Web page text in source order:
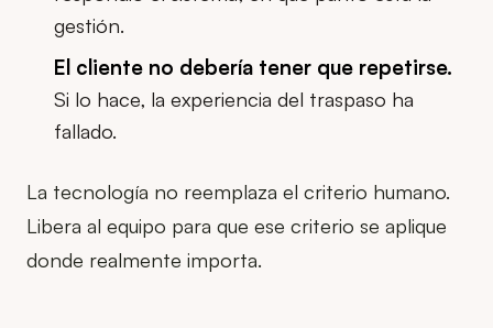
gestión.
El cliente no debería tener que repetirse.
Si lo hace, la experiencia del traspaso ha
fallado.
La tecnología no reemplaza el criterio humano.
Libera al equipo para que ese criterio se aplique
donde realmente importa.